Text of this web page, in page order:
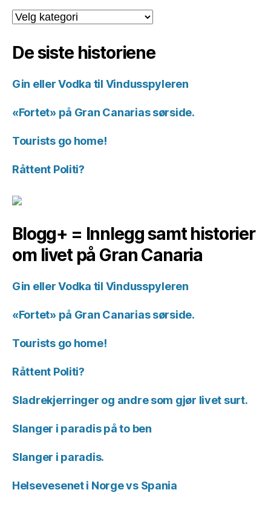
Kategorier
for
De siste historiene
Gin eller Vodka til Vindusspyleren
«Fortet» på Gran Canarias sørside.
Tourists go home!
Råttent Politi?
Blogg+ = Innlegg samt historier
om livet på Gran Canaria
Gin eller Vodka til Vindusspyleren
«Fortet» på Gran Canarias sørside.
Tourists go home!
Råttent Politi?
Sladrekjerringer og andre som gjør livet surt.
Slanger i paradis på to ben
Slanger i paradis.
Helsevesenet i Norge vs Spania